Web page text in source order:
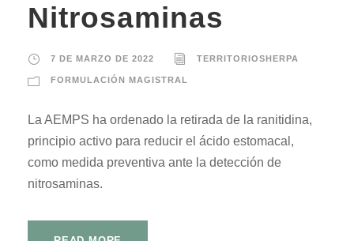
Nitrosaminas
7 DE MARZO DE 2022 TERRITORIOSHERPA
FORMULACIÓN MAGISTRAL
La AEMPS ha ordenado la retirada de la ranitidina,
principio activo para reducir el ácido estomacal,
como medida preventiva ante la detección de
nitrosaminas.